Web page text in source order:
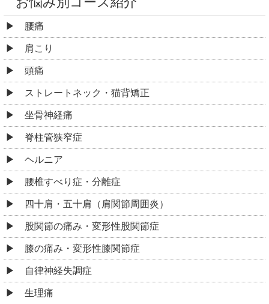
腰痛
肩こり
頭痛
ストレートネック・猫背矯正
坐骨神経痛
脊柱管狭窄症
ヘルニア
腰椎すべり症・分離症
四十肩・五十肩（肩関節周囲炎）
股関節の痛み・変形性股関節症
膝の痛み・変形性膝関節症
自律神経失調症
生理痛